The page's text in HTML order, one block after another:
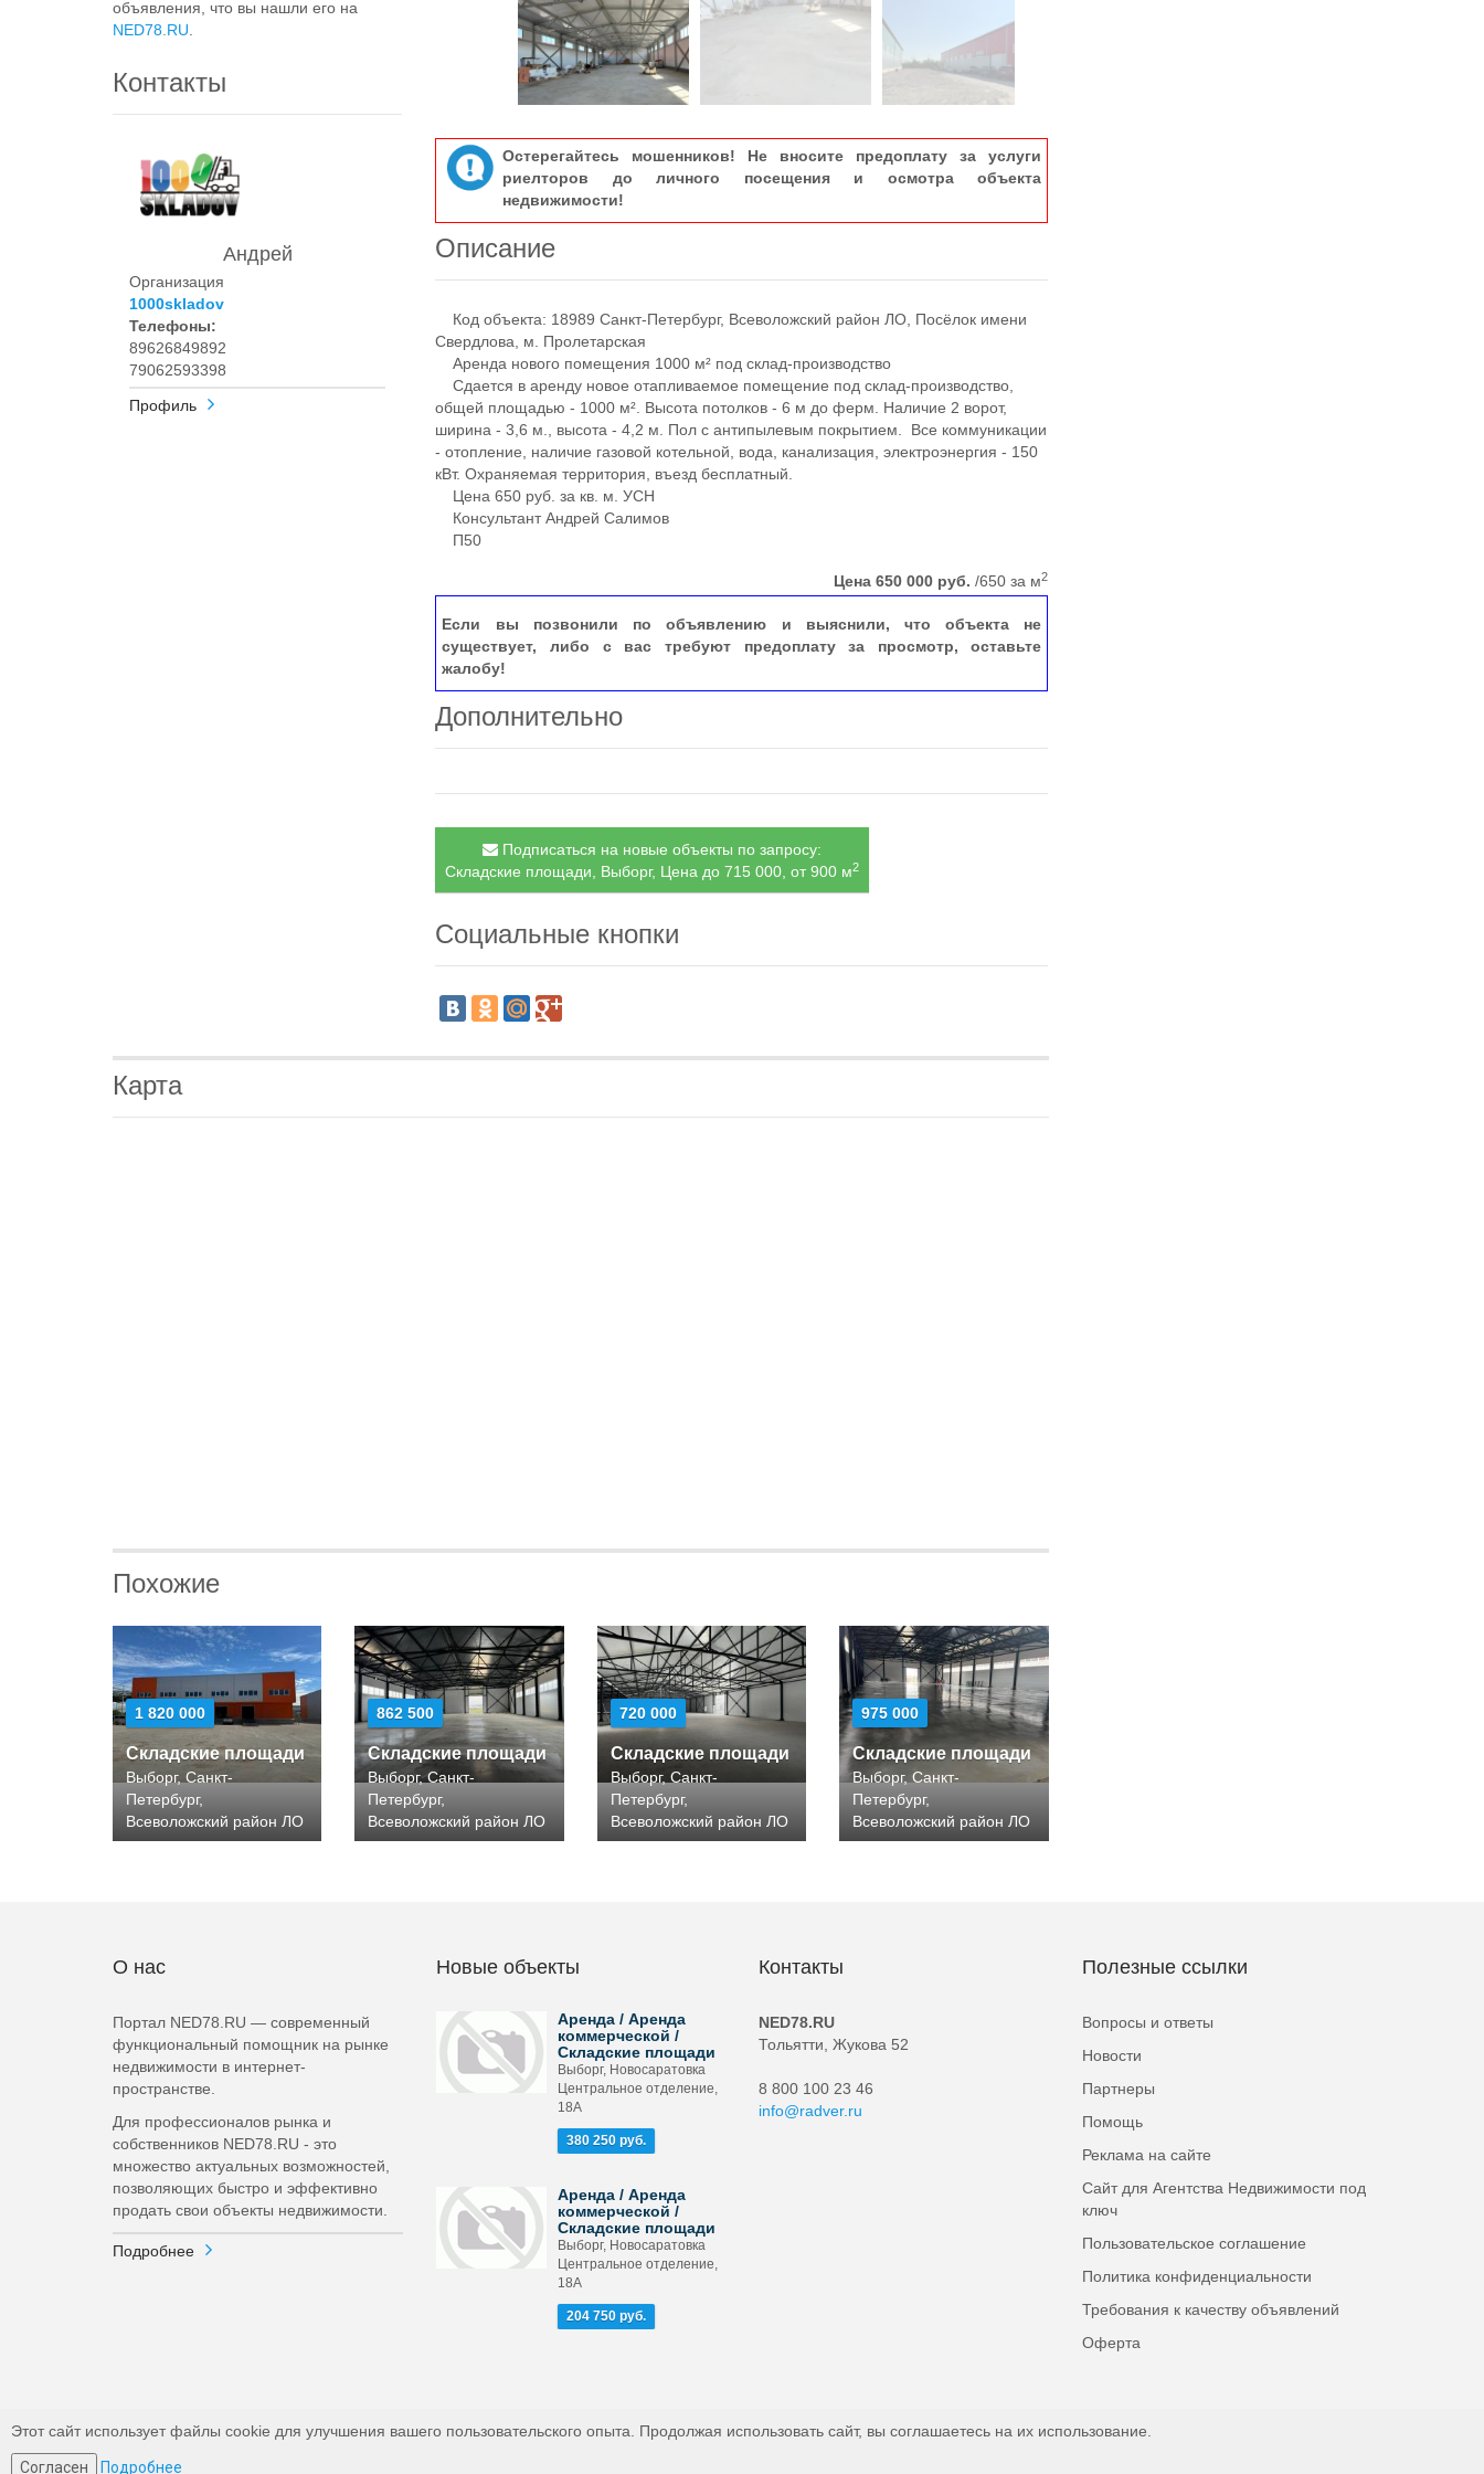
объявления, что вы нашли его на
NED78.RU
Контакты
Андрей
Организация
1000skladov
Телефоны:
89626849892
79062593398
Профиль
Остерегайтесь мошенников! Не вносите предоплату за услуги
риелторов до личного посещения и осмотра объекта
недвижимости!
Описание
Код объекта: 18989 Санкт-Петербург, Всеволожский район ЛО, Посёлок имени
Свердлова, м. Пролетарская
Аренда нового помещения 1000 м² под склад-производство
Сдается в аренду новое отапливаемое помещение под склад-производство,
общей площадью - 1000 м². Высота потолков - 6 м до ферм. Наличие 2 ворот,
ширина - 3,6 м., высота - 4,2 м. Пол с антипылевым покрытием. Все коммуникации
- отопление, наличие газовой котельной, вода, канализация, электроэнергия - 150
кВт. Охраняемая территория, въезд бесплатный.
Цена 650 руб. за кв. м. УСН
Консультант Андрей Салимов
П50
Цена650 000 руб. /650 за м2
Если вы позвонили по объявлению и выяснили, что объекта не
существует, либо с вас требуют предоплату за просмотр, оставьте
жалобу!
Дополнительно
Подписаться на новые объекты по запросу:
Складские площади, Выборг, Цена до 715 000, от 900 м2
Социальные кнопки
Карта
Похожие
1 820 000
Складские площади
Выборг, Санкт-
Петербург,
Всеволожский район ЛО
862 500
Складские площади
Выборг, Санкт-
Петербург,
Всеволожский район ЛО
720 000
Складские площади
Выборг, Санкт-
Петербург,
Всеволожский район ЛО
975 000
Складские площади
Выборг, Санкт-
Петербург,
Всеволожский район ЛО
О нас
Портал NED78.RU — современный
функциональный помощник на рынке
недвижимости в интернет-
пространстве.
Для профессионалов рынка и
собственников NED78.RU - это
множество актуальных возможностей,
позволяющих быстро и эффективно
продать свои объекты недвижимости.
Подробнее
Новые объекты
Аренда / Аренда
коммерческой /
Складские площади
Выборг, Новосаратовка
Центральное отделение,
18А
380 250 руб.
Аренда / Аренда
коммерческой /
Складские площади
Выборг, Новосаратовка
Центральное отделение,
18А
204 750 руб.
Контакты
NED78.RU
Тольятти, Жукова 52
8 800 100 23 46
info@radver.ru
Полезные ссылки
Вопросы и ответы
Новости
Партнеры
Помощь
Реклама на сайте
Сайт для Агентства Недвижимости под
ключ
Пользовательское соглашение
Политика конфиденциальности
Требования к качеству объявлений
Оферта
Этот сайт использует файлы cookie для улучшения вашего пользовательского опыта. Продолжая использовать сайт, вы соглашаетесь на их использование.
Согласен Подробнее